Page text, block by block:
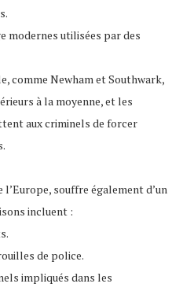
modernes utilisées par des
comme Newham et Southwark,
à la moyenne, et les
aux criminels de forcer
souffre également d’un
incluent :
de police.
impliqués dans les